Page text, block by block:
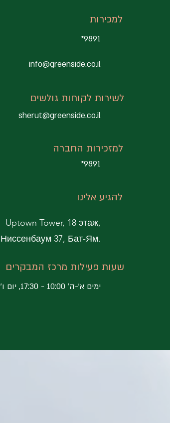
למכירות
9891*
info@greenside.co.il
לשירות לקוחות גולשים
sherut@greenside.co.il
למזכירות החברה
9891*
להגיע אלינו
Uptown Tower, 18 этаж,
Ниссенбаум 37, Бат-Ям.
שעות פעילות מרכז המבקרים
ימים א'-ה' 10:00 - 17:30, יום ו' 09:00 - 12:30